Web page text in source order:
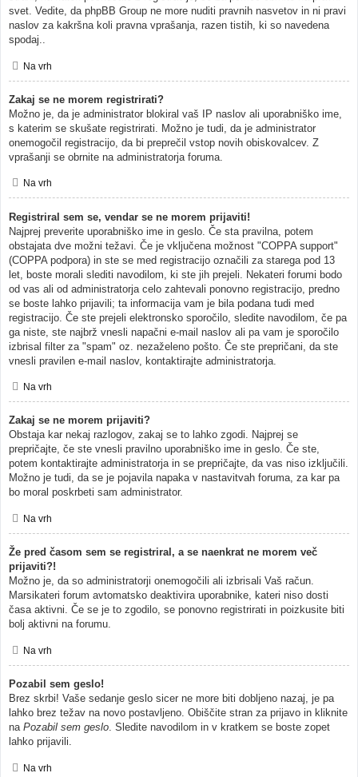
svet. Vedite, da phpBB Group ne more nuditi pravnih nasvetov in ni pravi
naslov za kakršna koli pravna vprašanja, razen tistih, ki so navedena
spodaj..
Na vrh
Zakaj se ne morem registrirati?
Možno je, da je administrator blokiral vaš IP naslov ali uporabniško ime,
s katerim se skušate registrirati. Možno je tudi, da je administrator
onemogočil registracijo, da bi preprečil vstop novih obiskovalcev. Z
vprašanji se obrnite na administratorja foruma.
Na vrh
Registriral sem se, vendar se ne morem prijaviti!
Najprej preverite uporabniško ime in geslo. Če sta pravilna, potem
obstajata dve možni težavi. Če je vključena možnost "COPPA support"
(COPPA podpora) in ste se med registracijo označili za starega pod 13
let, boste morali slediti navodilom, ki ste jih prejeli. Nekateri forumi bodo
od vas ali od administratorja celo zahtevali ponovno registracijo, predno
se boste lahko prijavili; ta informacija vam je bila podana tudi med
registracijo. Če ste prejeli elektronsko sporočilo, sledite navodilom, če pa
ga niste, ste najbrž vnesli napačni e-mail naslov ali pa vam je sporočilo
izbrisal filter za "spam" oz. nezaželeno pošto. Če ste prepričani, da ste
vnesli pravilen e-mail naslov, kontaktirajte administratorja.
Na vrh
Zakaj se ne morem prijaviti?
Obstaja kar nekaj razlogov, zakaj se to lahko zgodi. Najprej se
prepričajte, če ste vnesli pravilno uporabniško ime in geslo. Če ste,
potem kontaktirajte administratorja in se prepričajte, da vas niso izključili.
Možno je tudi, da se je pojavila napaka v nastavitvah foruma, za kar pa
bo moral poskrbeti sam administrator.
Na vrh
Že pred časom sem se registriral, a se naenkrat ne morem več
prijaviti?!
Možno je, da so administratorji onemogočili ali izbrisali Vaš račun.
Marsikateri forum avtomatsko deaktivira uporabnike, kateri niso dosti
časa aktivni. Če se je to zgodilo, se ponovno registrirati in poizkusite biti
bolj aktivni na forumu.
Na vrh
Pozabil sem geslo!
Brez skrbi! Vaše sedanje geslo sicer ne more biti dobljeno nazaj, je pa
lahko brez težav na novo postavljeno. Obiščite stran za prijavo in kliknite
na Pozabil sem geslo. Sledite navodilom in v kratkem se boste zopet
lahko prijavili.
Na vrh